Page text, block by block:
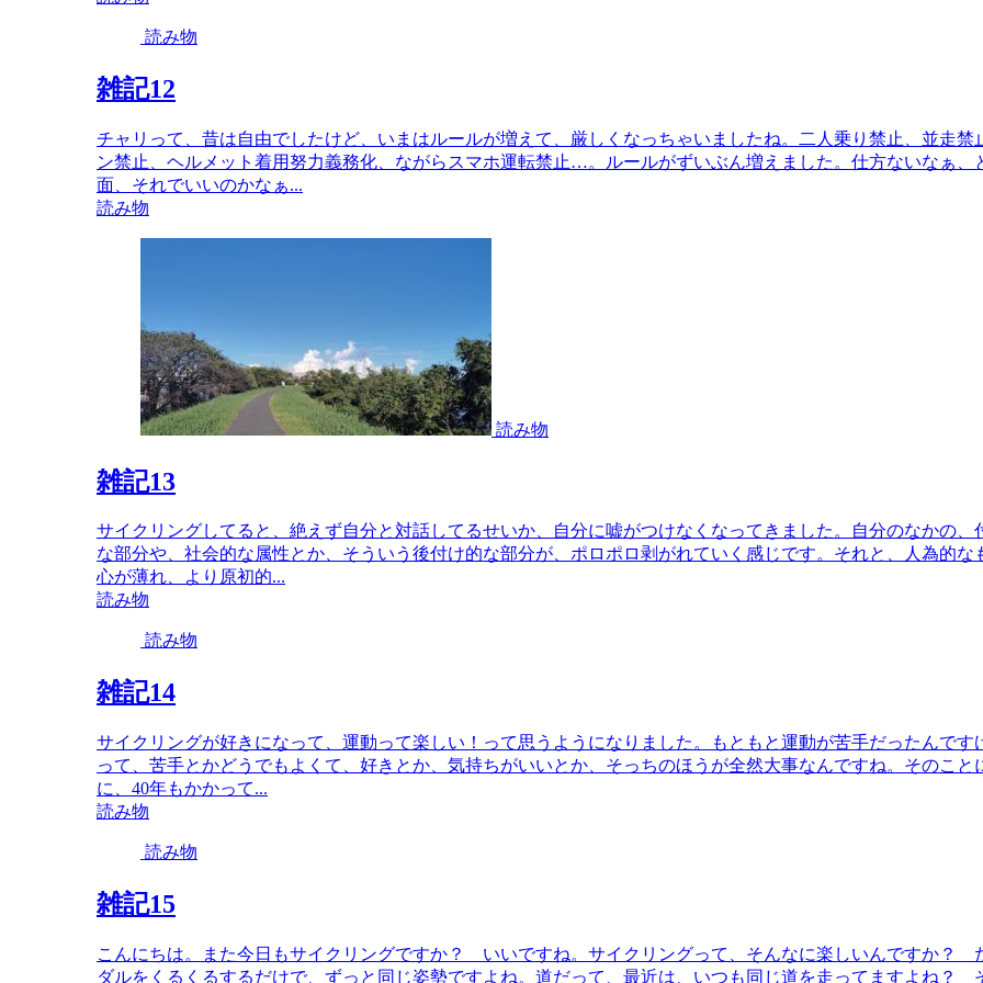
読み物
雑記12
チャリって、昔は自由でしたけど、いまはルールが増えて、厳しくなっちゃいましたね。二人乗り禁止、並走禁
ン禁止、ヘルメット着用努力義務化、ながらスマホ運転禁止…。ルールがずいぶん増えました。仕方ないなぁ、
面、それでいいのかなぁ...
読み物
読み物
雑記13
サイクリングしてると、絶えず自分と対話してるせいか、自分に嘘がつけなくなってきました。自分のなかの、
な部分や、社会的な属性とか、そういう後付け的な部分が、ポロポロ剥がれていく感じです。それと、人為的な
心が薄れ、より原初的...
読み物
読み物
雑記14
サイクリングが好きになって、運動って楽しい！って思うようになりました。もともと運動が苦手だったんです
って、苦手とかどうでもよくて、好きとか、気持ちがいいとか、そっちのほうが全然大事なんですね。そのこと
に、40年もかかって...
読み物
読み物
雑記15
こんにちは。また今日もサイクリングですか？ いいですね。サイクリングって、そんなに楽しいんですか？
ダルをくるくるするだけで、ずっと同じ姿勢ですよね。道だって、最近は、いつも同じ道を走ってますよね？